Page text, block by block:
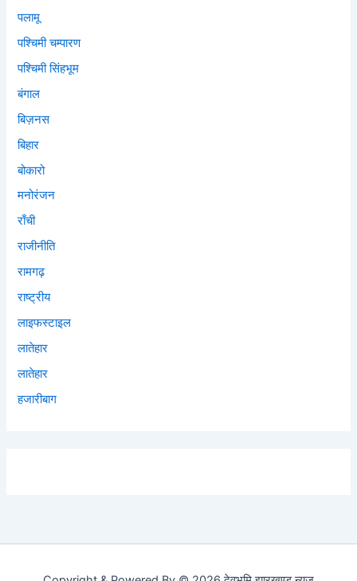
पलामू
पश्चिमी चम्पारण
पश्चिमी सिंहभूम
बंगाल
बिज़नस
बिहार
बोकारो
मनोरंजन
राँची
राजीनीति
रामगढ़
राष्ट्रीय
लाइफस्टाइल
लातेहार
लातेहार
हजारीबाग